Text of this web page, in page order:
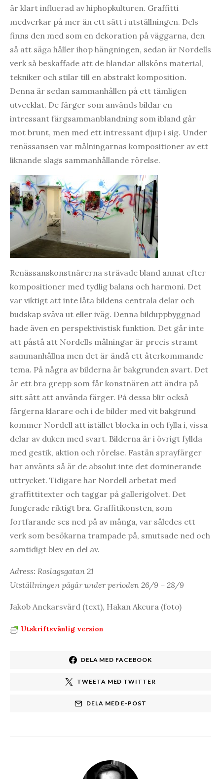
är klart influerad av hiphopkulturen. Graffitti
medverkar på mer än ett sätt i utställningen. Dels
finns den med som en dekoration på väggarna, den
så att säga håller ihop hängningen, sedan är Nordells
verk så beskaffade att de blandar allsköns material,
tekniker och stilar till en abstrakt komposition.
Denna är sedan sammanhållen på ett tämligen
utvecklat. De färger som används bildar en
intressant färgsammanblandning som ibland går
mot brunt, men med ett intressant djup i sig. Under
renässansen var målningarnas kompositioner av ett
liknande slags sammanhållande rörelse.
Renässanskonstnärerna strävade bland annat efter
kompositioner med tydlig balans och harmoni. Det
var viktigt att inte låta bildens centrala delar och
budskap sväva ut eller iväg. Denna bilduppbyggnad
hade även en perspektivistisk funktion. Det går inte
att påstå att Nordells målningar är precis stramt
sammanhållna men det är ändå ett återkommande
tema. På några av bilderna är bakgrunden svart. Det
är ett bra grepp som får konstnären att ändra på
sitt sätt att använda färger. På dessa blir också
färgerna klarare och i de bilder med vit bakgrund
kommer Nordell att istället blocka in och fylla i, vissa
delar av duken med svart. Bilderna är i övrigt fyllda
med gestik, aktion och rörelse. Fastän sprayfärger
har använts så är de absolut inte det dominerande
uttrycket. Tidigare har Nordell arbetat med
graffittitexter och taggar på gallerigolvet. Det
fungerade riktigt bra. Graffitikonsten, som
fortfarande ses ned på av många, var således ett
verk som besökarna trampade på, smutsade ned och
samtidigt blev en del av.
Adress: Roslagsgatan 21
Utställningen pågår under perioden 26/9 – 28/9
Jakob Anckarsvärd (text), Hakan Akcura (foto)
Utskriftsvänlig version
DELA MED FACEBOOK
TWEETA MED TWITTER
DELA MED E-POST